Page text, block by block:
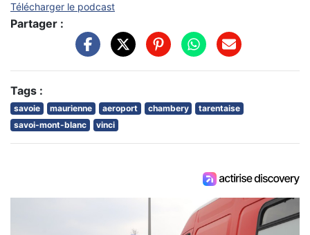
Télécharger le podcast
Partager :
Tags :
savoie maurienne aeroport chambery
tarentaise
savoi-mont-blanc
vinci